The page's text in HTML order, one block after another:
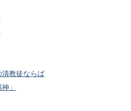
教徒ならば
」